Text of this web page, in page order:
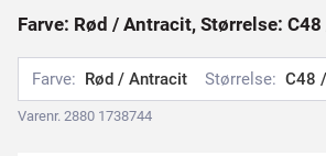
Farve: Rød / Antracit, Størrelse:
Farve: Rød / Antracit Størrelse: C48
Varenr. 2880 1738744